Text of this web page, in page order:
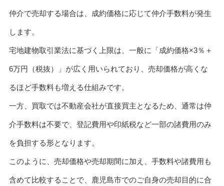
仲介で売却する場合は、成約価格に応じて仲介手数料が発生
します。
宅地建物取引業法に基づく上限は、一般に「成約価格×3％＋
6万円（税抜）」が広く用いられており、売却価格が高くな
るほど手数料も増える仕組みです。
一方、買取では不動産会社が直接買主となるため、通常は仲
介手数料は不要で、登記費用や印紙税など一部の諸費用のみ
を負担する形となります。
このように、売却価格や売却期間に加え、手数料や諸費用も
含めて比較することで、鹿児島市でのご自身の売却目的に合